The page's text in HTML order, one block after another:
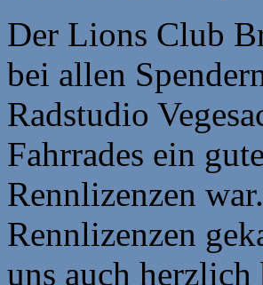
Der Lions Club
bei allen
Radstudio
Fahrrades ein
Rennlizenzen
Rennlizenzen
uns auch herzlich